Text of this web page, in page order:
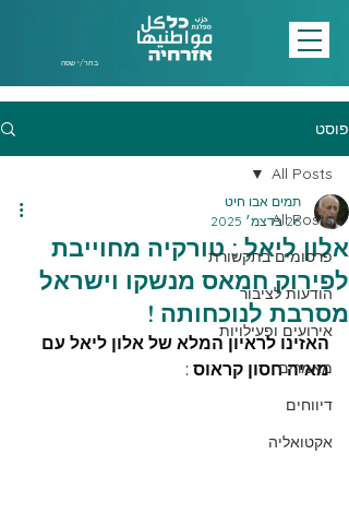
בחר/י שפה
פוסט
All Posts
פרסומים בתקשורת
הודעות לציבור
אירועים ופעילויות
מאמרים
דיווחים
אקטואליה
All Posts
אלון ליאל : טורקיה מחוייבת
לפירוק חמאס מנשקו וישראל
מסרבת לנוכחותה !
תמים אבו חיט
26 בדצמ׳ 2025
האזינו לראיון המלא של אלון ליאל עם
מאיה חסון קראוס :